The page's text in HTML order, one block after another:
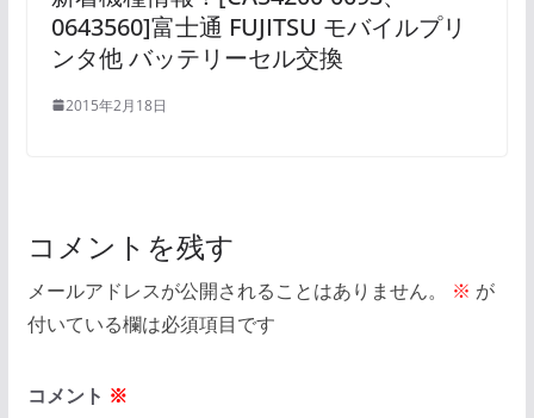
0643560]富士通 FUJITSU モバイルプリ
ンタ他 バッテリーセル交換
2015年2月18日
コメントを残す
メールアドレスが公開されることはありません。 ※ が
付いている欄は必須項目です
コメント ※